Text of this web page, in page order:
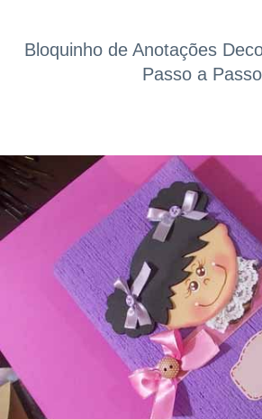
Bloquinho de Anotações
Passo a Passo